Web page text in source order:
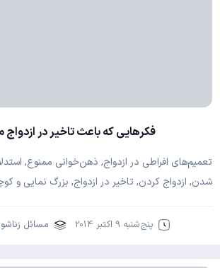
فکرهایی که باعث تاخیر در
تعمیم‌های افراطی در ازدواج, ذهن‌خوانی ممنوع,
شدن, ازدواج کردن, تاخیر در ازدواج, بزرگ نمایی و
پنج‌شنبه 9 اکتبر 2014 مسائل